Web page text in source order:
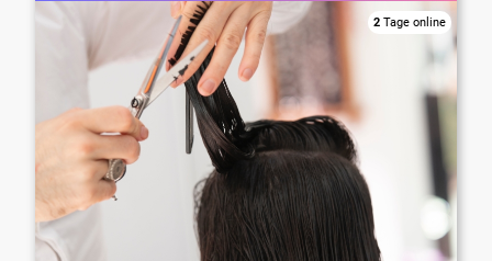
2 Tage online